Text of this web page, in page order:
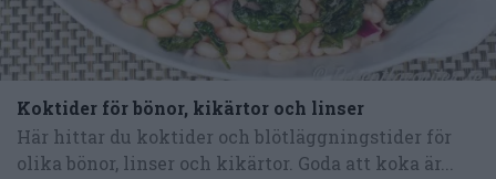
Koktider för bönor, kikärtor och linser
Här hittar du koktider och blötläggningstider för
olika bönor, linser och kikärtor. Goda att koka är...